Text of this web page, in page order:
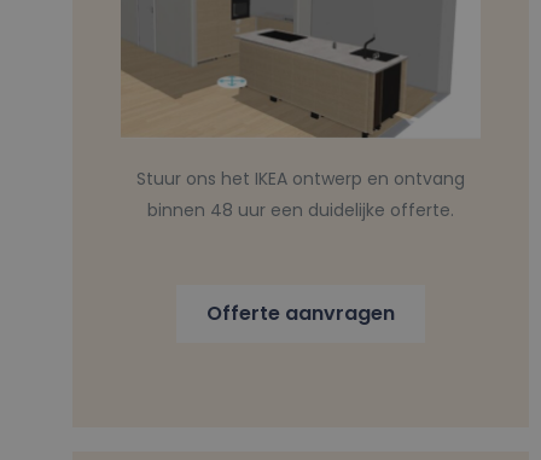
Stuur ons het IKEA ontwerp en ontvang
binnen 48 uur een duidelijke offerte.
Offerte aanvragen